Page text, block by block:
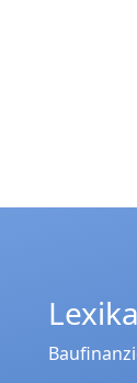
Lexika